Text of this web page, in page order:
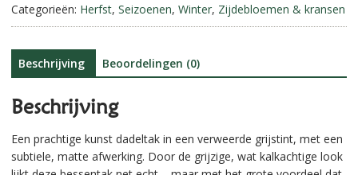
t
i
:
Categorieën: Herfst, Seizoenen, Winter, Zijdebloemen & kransen
Beschrijving Beoordelingen (0)
Beschrijving
Een prachtige kunst dadeltak in een verweerde grijstint, met een
subtiele, matte afwerking. Door de grijzige, wat kalkachtige look